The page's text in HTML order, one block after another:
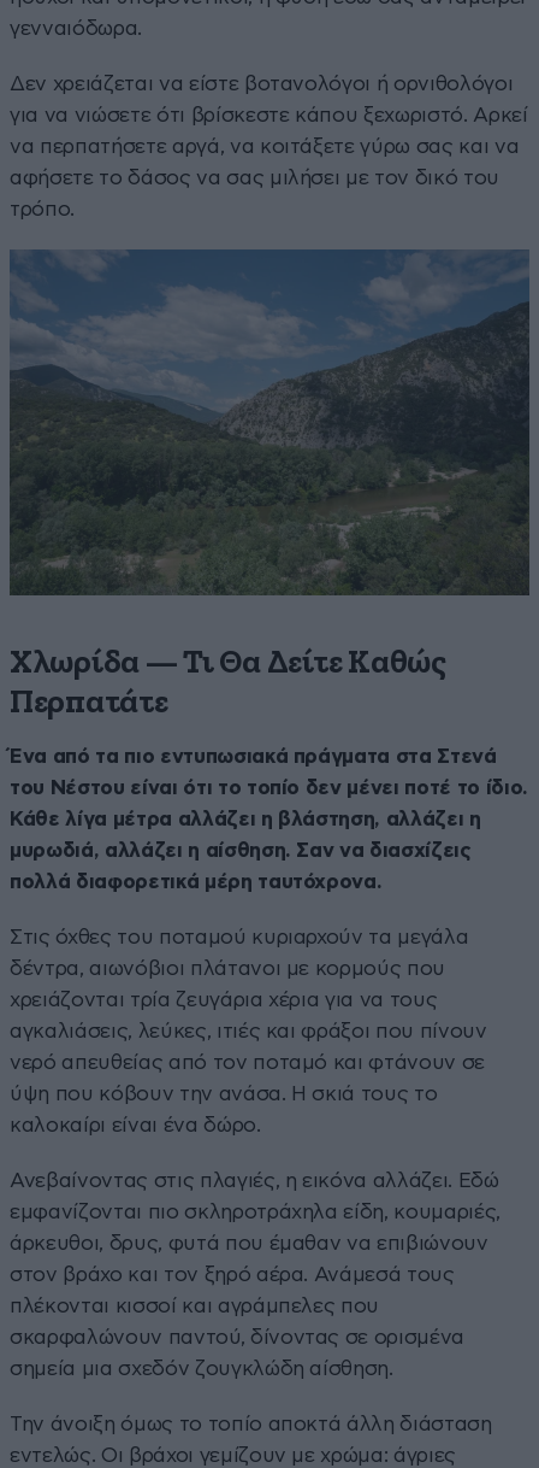
γενναιόδωρα.
Δεν χρειάζεται να είστε βοτανολόγοι ή ορνιθολόγοι
για να νιώσετε ότι βρίσκεστε κάπου ξεχωριστό. Αρκεί
να περπατήσετε αργά, να κοιτάξετε γύρω σας και να
αφήσετε το δάσος να σας μιλήσει με τον δικό του
τρόπο.
Χλωρίδα — Τι Θα Δείτε Καθώς
Περπατάτε
Ένα από τα πιο εντυπωσιακά πράγματα στα Στενά
του Νέστου είναι ότι το τοπίο δεν μένει ποτέ το ίδιο.
Κάθε λίγα μέτρα αλλάζει η βλάστηση, αλλάζει η
μυρωδιά, αλλάζει η αίσθηση. Σαν να διασχίζεις
πολλά διαφορετικά μέρη ταυτόχρονα.
Στις όχθες του ποταμού κυριαρχούν τα μεγάλα
δέντρα, αιωνόβιοι πλάτανοι με κορμούς που
χρειάζονται τρία ζευγάρια χέρια για να τους
αγκαλιάσεις, λεύκες, ιτιές και φράξοι που πίνουν
νερό απευθείας από τον ποταμό και φτάνουν σε
ύψη που κόβουν την ανάσα. Η σκιά τους το
καλοκαίρι είναι ένα δώρο.
Ανεβαίνοντας στις πλαγιές, η εικόνα αλλάζει. Εδώ
εμφανίζονται πιο σκληροτράχηλα είδη, κουμαριές,
άρκευθοι, δρυς, φυτά που έμαθαν να επιβιώνουν
στον βράχο και τον ξηρό αέρα. Ανάμεσά τους
πλέκονται κισσοί και αγράμπελες που
σκαρφαλώνουν παντού, δίνοντας σε ορισμένα
σημεία μια σχεδόν ζουγκλώδη αίσθηση.
Την άνοιξη όμως το τοπίο αποκτά άλλη διάσταση
εντελώς. Οι βράχοι γεμίζουν με χρώμα: άγριες